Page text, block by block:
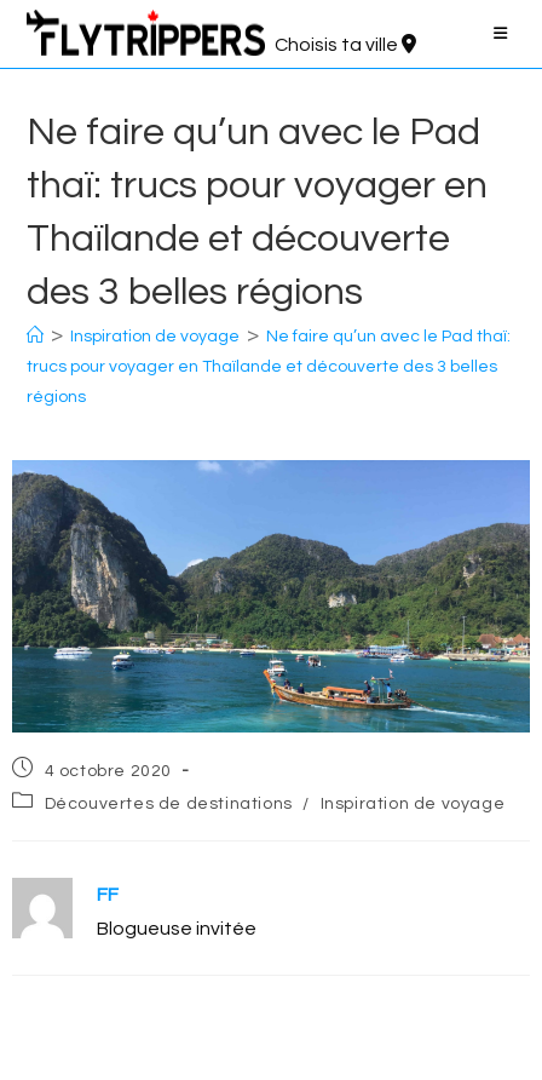
Aller
contenu
Choisis ta ville
Ne faire qu’un avec le Pad
thaï: trucs pour voyager en
Thaïlande et découverte
des 3 belles régions
> Inspiration de voyage > Ne faire qu’un avec le Pad thaï:
trucs pour voyager en Thaïlande et découverte des 3 belles
régions
Post
published:
4 octobre 2020
PostDécouvertes de destinations / Inspiration de voyage
FF
Blogueuse invitée